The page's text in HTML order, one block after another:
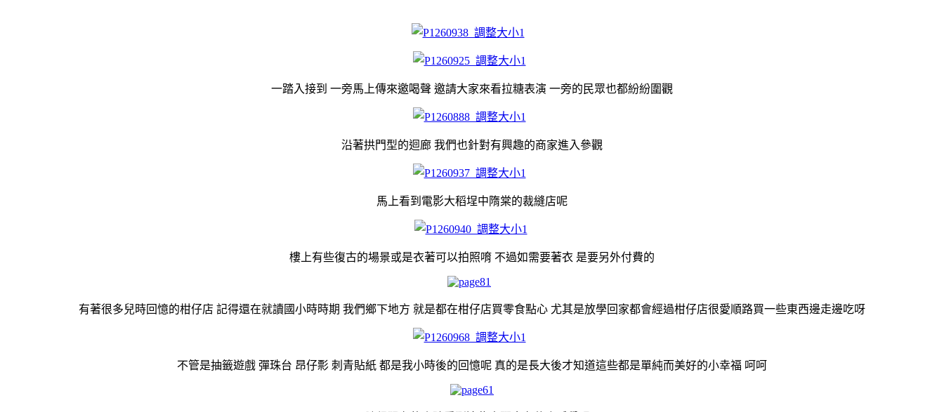
一踏入接到 一旁馬上傳來邀喝聲 邀請大家來看拉糖表演 一旁的民眾也都紛紛圍觀
沿著拱門型的迴廊 我們也針對有興趣的商家進入參觀
馬上看到電影大稻埕中隋棠的裁縫店呢
樓上有些復古的場景或是衣著可以拍照唷 不過如需要著衣 是要另外付費的
有著很多兒時回憶的柑仔店 記得還在就讀國小時時期 我們鄉下地方 就是都在柑仔店買零食點心 尤其是放學回家都會經過柑仔店很愛順路買一些東西邊走邊吃呀
不管是抽籤遊戲 彈珠台 昂仔彯 刺青貼紙 都是我小時後的回憶呢 真的是長大後才知道這些都是單純而美好的小幸福 呵呵